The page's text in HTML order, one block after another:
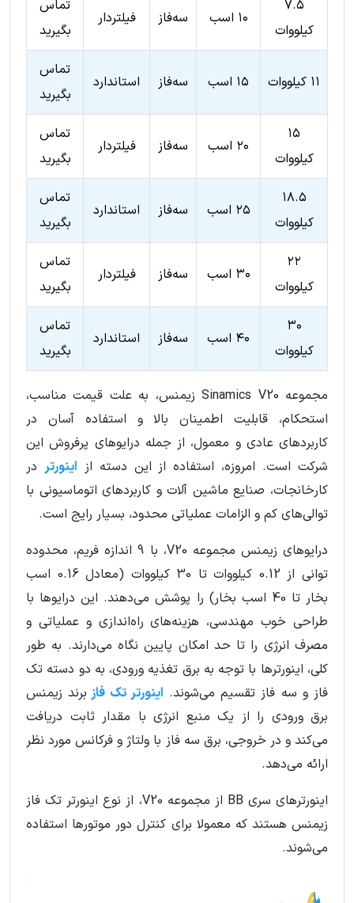
۷.۵
کیلووات
۱۰ اسب سه‌فاز فیلتردار
تماس
بگیرید
۱۱ کیلووات ۱۵ اسب سه‌فاز استاندارد
تماس
بگیرید
۱۵
کیلووات
۲۰ اسب سه‌فاز فیلتردار
تماس
بگیرید
۱۸.۵
کیلووات
۲۵ اسب سه‌فاز استاندارد
تماس
بگیرید
۲۲
کیلووات
۳۰ اسب سه‌فاز فیلتردار
تماس
بگیرید
۳۰
کیلووات
۴۰ اسب سه‌فاز استاندارد
تماس
بگیرید
مجموعه Sinamics V20 زیمنس، به علت قیمت مناسب،
استحکام، قابلیت اطمینان بالا و استفاده آسان در
کاربردهای عادی و معمول، از جمله درایوهای پرفروش این
شرکت است. امروزه، استفاده از این دسته از اینورتر در
کارخانجات، صنایع ماشین آلات و کاربردهای اتوماسیونی با
توالی‌های کم و الزامات عملیاتی محدود، بسیار رایج است.
درایوهای زیمنس مجموعه V20، با 9 اندازه فریم، محدوده
توانی از 0.12 کیلووات تا 30 کیلووات (معادل 0.16 اسب
بخار تا 40 اسب بخار) را پوشش می‌دهند. این درایوها با
طراحی خوب مهندسی، هزینه‌های راه‌اندازی و عملیاتی و
مصرف انرژی را تا حد امکان پایین نگاه می‌دارند. به طور
کلی، اینورترها با توجه به برق تغذیه ورودی، به دو دسته تک
فاز و سه فاز تقسیم می‌شوند. اینورتر تک فاز برند زیمنس
برق ورودی را از یک منبع انرژی با مقدار ثابت دریافت
می‌کند و در خروجی، برق سه فاز با ولتاژ و فرکانس مورد نظر
ارائه می‌دهد.
اینورترهای سری BB از مجموعه V20، از نوع اینورتر تک فاز
زیمنس هستند که معمولا برای کنترل دور موتورها استفاده
می‌شوند.